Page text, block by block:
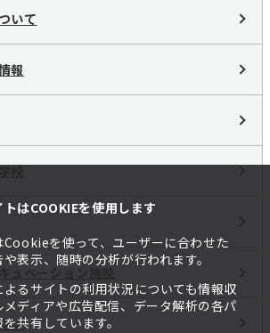
はCOOKIEを使用します
Cookieを使って、ユーザーに合わせた
表示、随時の分析が行われます。
よるサイトの利用状況についても情報収
ディアや広告配信、データ解析の各パ
共有しています。
いて
報
校
ュベーション施設
ン